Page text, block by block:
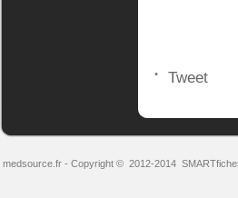
Tweet
medsource.fr - Copyright © 2012-2014